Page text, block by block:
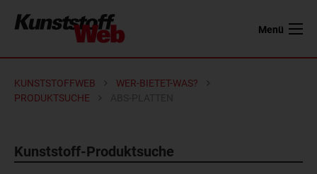
Menü
KUNSTSTOFFWEB
WER-BIETET-WAS?
PRODUKTSUCHE
Kunststoff-Produktsuche